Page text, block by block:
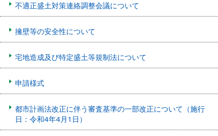
不適正盛土対策連絡調整会議について
擁壁等の安全性について
宅地造成及び特定盛土等規制法について
申請様式
都市計画法改正に伴う審査基準の一部改正について（施行
日：令和4年4月1日）